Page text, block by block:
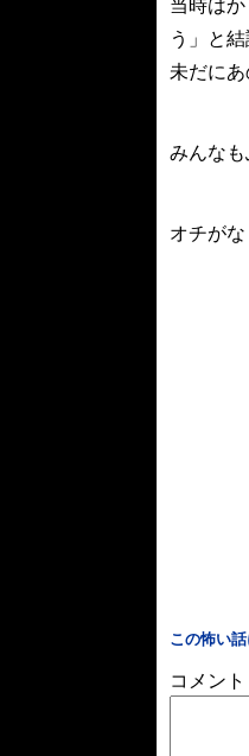
当時は
う」と
未だにあ
みんなも
オチがな
この怖い
コメント